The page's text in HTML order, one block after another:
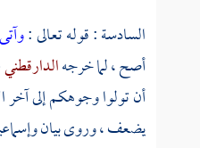
السادسة : قوله تعالى :
أصح ، لما خرجهالدارقطني
أن تولوا وجوهكم إلى آخر
يضعف ، وروىبيان